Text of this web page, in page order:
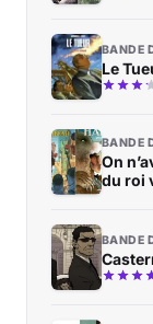
BANDE
Le
BANDE
On
du roi
BANDE